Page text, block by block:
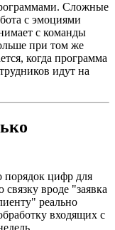
Сложные
с эмоциями
с команды
при том же
когда программа
идут на
порядок цифр для
вроде "заявка
реально
входящих с